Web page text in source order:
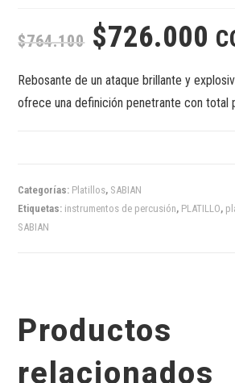
$764.100 $726.000
Rebosante de un ataque brillante y
ofrece una definición penetrante con total
Categorías: Platillos, SABIAN
Etiquetas: instrumentos de percusión, PLATILLO,
SABIAN
Productos
relacionados